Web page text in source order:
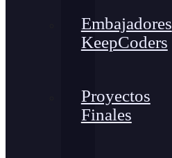
Embajadores
KeepCoders
Proyectos
Finales